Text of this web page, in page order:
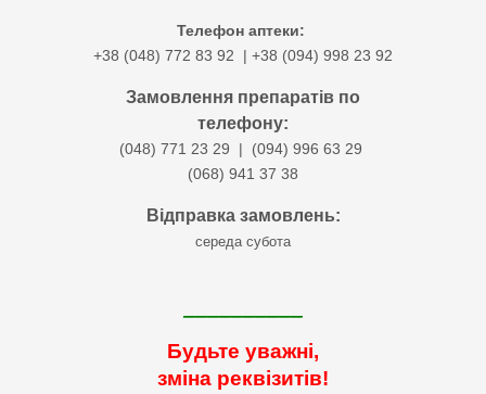
Телефон аптеки:
+38 (048) 772 83 92 | +38 (094) 998 23 92
Замовлення препаратів по
телефону:
(048) 771 23 29 | (094) 996 63 29
(068) 941 37 38
Відправка замовлень:
середа субота
Будьте уважні,
зміна реквізитів!